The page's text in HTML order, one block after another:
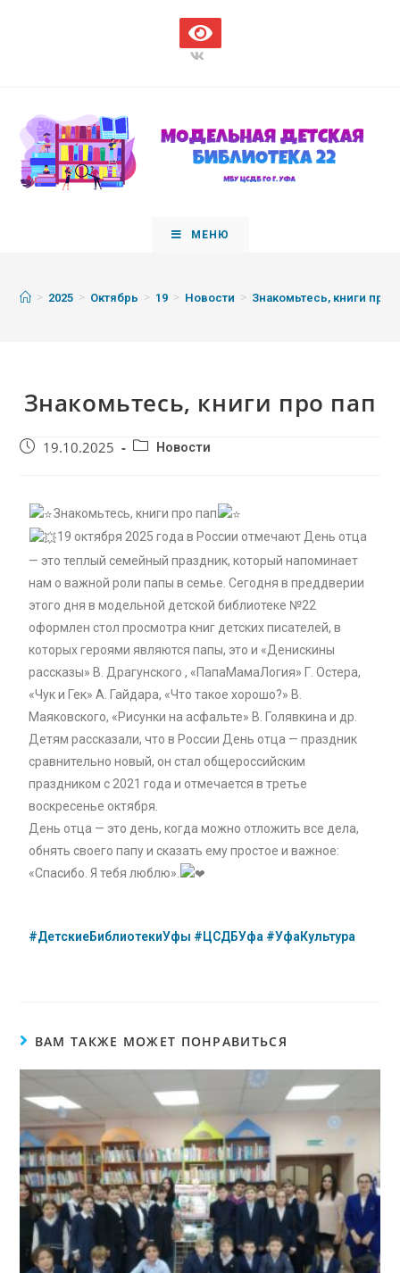
МЕНЮ
> 2025 > Октябрь > 19 > Новости > Знакомьтесь, книги про
Знакомьтесь, книги про пап
19.10.2025 Новости
Знакомьтесь, книги про пап
19 октября 2025 года в России отмечают День отца
— это теплый семейный праздник, который напоминает
нам о важной роли папы в семье. Сегодня в преддверии
этого дня в модельной детской библиотеке №22
оформлен стол просмотра книг детских писателей, в
которых героями являются папы, это и «Денискины
рассказы» В. Драгунского , «ПапаМамаЛогия» Г. Остера,
«Чук и Гек» А. Гайдара, «Что такое хорошо?» В.
Маяковского, «Рисунки на асфальте» В. Голявкина и др.
Детям рассказали, что в России День отца — праздник
сравнительно новый, он стал общероссийским
праздником с 2021 года и отмечается в третье
воскресенье октября.
День отца — это день, когда можно отложить все дела,
обнять своего папу и сказать ему простое и важное:
«Спасибо. Я тебя люблю».
#ДетскиеБиблиотекиУфы #ЦСДБУфа #УфаКультура
ВАМ ТАКЖЕ МОЖЕТ ПОНРАВИТЬСЯ